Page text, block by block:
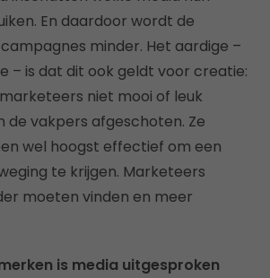
En daardoor wordt de
minder. Het aardige –
– is dat dit ook geldt voor creatie:
niet mooi of leuk
de vakpers afgeschoten. Ze
wel hoogst effectief om een
te krijgen. Marketeers
moeten vinden en meer
is media uitgesproken